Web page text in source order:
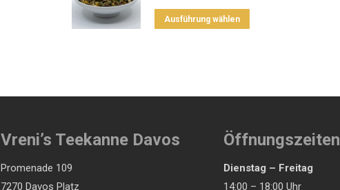
Ausführung wählen
Varianten
Die
Optionen
können
Vreni’s Teekanne Davos
Promenade 109
7270 Davos Platz
Öffnungszeiten
Dienstag – Freitag
14:00 – 18:00 Uhr